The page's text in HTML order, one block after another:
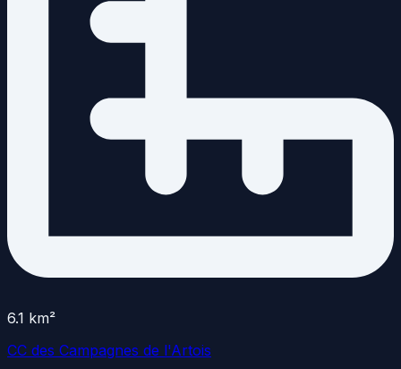
6.1 km²
CC des Campagnes de l'Artois